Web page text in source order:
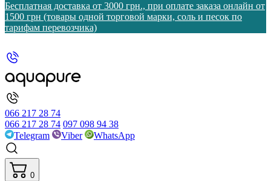
Бесплатная доставка от 3000 грн., при оплате заказа онлайн от
1500 грн (товары одной торговой марки, соль и песок по
тарифам перевозчика)
066 217 28 74
066 217 28 74 097 098 94 38
Telegram
Viber WhatsApp
0